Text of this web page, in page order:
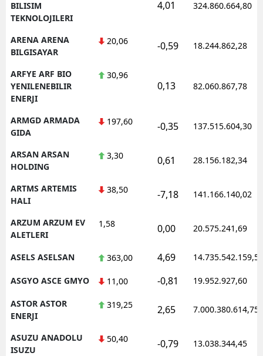
BILISIM
TEKNOLOJILERI
4,01 324.860.664,80
ARENA ARENA
BILGISAYAR
20,06 -0,59 18.244.862,28
ARFYE ARF BIO
YENILENEBILIR
ENERJI
30,96
0,13 82.060.867,78
ARMGD ARMADA
GIDA
197,60 -0,35 137.515.604,30
ARSAN ARSAN
HOLDING
3,30 0,61 28.156.182,34
ARTMS ARTEMIS
HALI
38,50 -7,18 141.166.140,02
ARZUM ARZUM EV
ALETLERI
1,58 0,00 20.575.241,69
ASELS ASELSAN 363,00 4,69 14.735.542.159,50
ASGYO ASCE GMYO 11,00 -0,81 19.952.927,60
ASTOR ASTOR
ENERJI
319,25 2,65 7.000.380.614,75
ASUZU ANADOLU
ISUZU
50,40 -0,79 13.038.344,45